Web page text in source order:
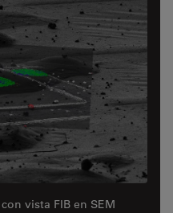
vista FIB en SEM